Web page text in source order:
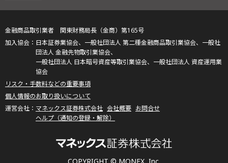
COPYRIGHT © MONEX, Inc.
金融商品取引業者 関東財務局長（金商）第165号
日本証券業協会、一般社団法人 第二種金融商品取引業協会、一般社
団法人 金融先物取引業協会、
一般社団法人 日本暗号資産等取引業協会、一般社団法人 資産運用業
協会
リスク・手数料などの重要事項
個人情報のお取り扱いについて
マネックス証券株式会社 会社概要 お問合せ
ヘルプ（通知の登録・解除）